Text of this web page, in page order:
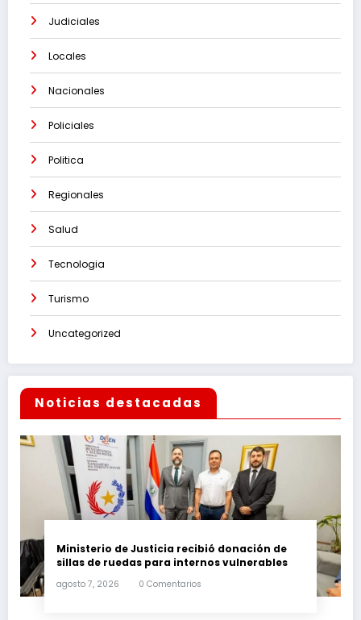
Judiciales
Locales
Nacionales
Policiales
Politica
Regionales
Salud
Tecnologia
Turismo
Uncategorized
Noticias destacadas
Ministerio de Justicia recibió donación de
sillas de ruedas para internos vulnerables
agosto 7, 2026 0 Comentarios